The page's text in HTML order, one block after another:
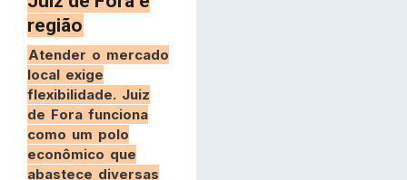
região
Atender o mercado
local exige
flexibilidade. Juiz
de Fora funciona
como um polo
econômico que
abastece diversas